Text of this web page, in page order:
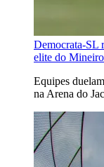
Democrata-SL
elite do
Equipes
na Arena do